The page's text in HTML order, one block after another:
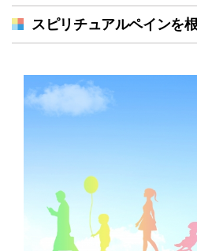
スピリチュアルペインを